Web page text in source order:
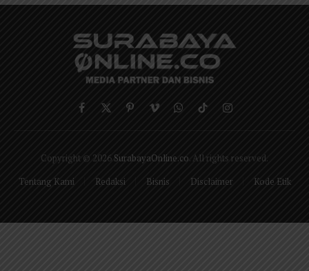
Facebook
X
PinterestVimeoWhatsApp
TikTokInstagram
Copyright © 2026 SurabayaOnline.co . All rights reserved.
Tentang Kami
Redaksi Bisnis Disclaimer Kode Etik